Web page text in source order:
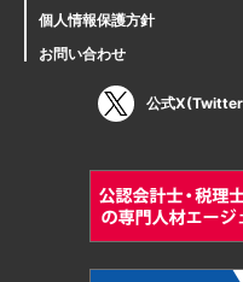
個人情報保護方針
お問い合わせ
公式